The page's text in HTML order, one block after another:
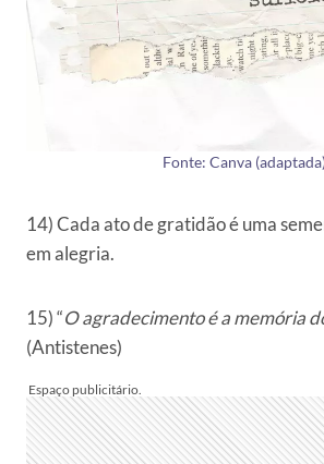
Fonte: Canva
14) Cada ato de gratidão é uma
em alegria.
15) “O agradecimento é a memória
(Antistenes)